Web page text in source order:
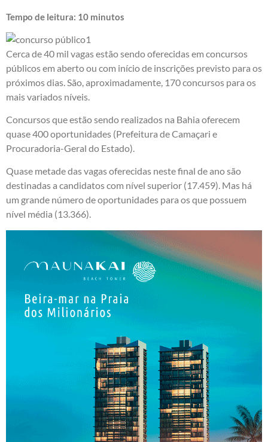
Tempo de leitura: 10 minutos
Cerca de 40 mil vagas estão sendo oferecidas em concursos
públicos em aberto ou com início de inscrições previsto para os
próximos dias. São, aproximadamente, 170 concursos para os
mais variados níveis.
Concursos que estão sendo realizados na Bahia oferecem
quase 400 oportunidades (Prefeitura de Camaçari e
Procuradoria-Geral do Estado).
Quase metade das vagas oferecidas neste final de ano são
destinadas a candidatos com nível superior (17.459). Mas há
um grande número de oportunidades para os que possuem
nível média (13.366).